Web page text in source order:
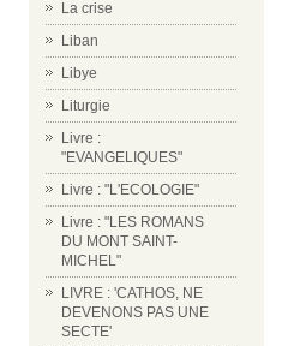
La crise
Liban
Libye
Liturgie
Livre :
"EVANGELIQUES"
Livre : "L'ECOLOGIE"
Livre : "LES ROMANS
DU MONT SAINT-
MICHEL"
LIVRE : 'CATHOS, NE
DEVENONS PAS UNE
SECTE'